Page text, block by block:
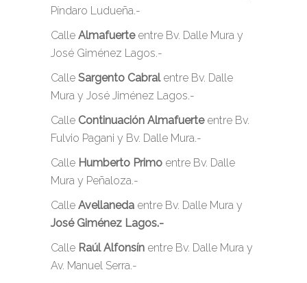
Píndaro Ludueña.-
Calle Almafuerteentre Bv. Dalle Mura y
José Giménez Lagos.-
Calle Sargento Cabralentre Bv. Dalle
Mura y José Jiménez Lagos.-
Calle Continuación Almafuerteentre Bv.
Fulvio Pagani y Bv. Dalle Mura.-
Calle Humberto Primo entre Bv. Dalle
Mura y Peñaloza.-
Calle Avellaneda entre Bv. Dalle Mura y
José Giménez Lagos.-
Calle Raúl Alfonsín entre Bv. Dalle Mura y
Av. Manuel Serra.-